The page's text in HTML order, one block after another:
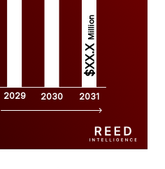
2029 2030 2031
$XX.X
Million